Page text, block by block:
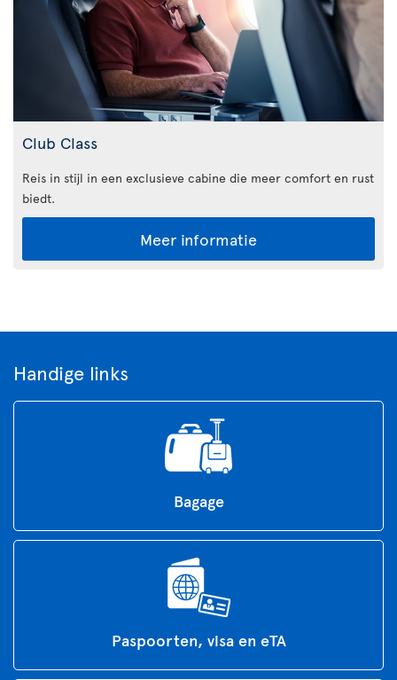
Club Class
Reis in stijl in een exclusieve cabine die meer comfort en rust
biedt.
Meer informatie
Handige links
Bagage
Paspoorten, visa en eTA